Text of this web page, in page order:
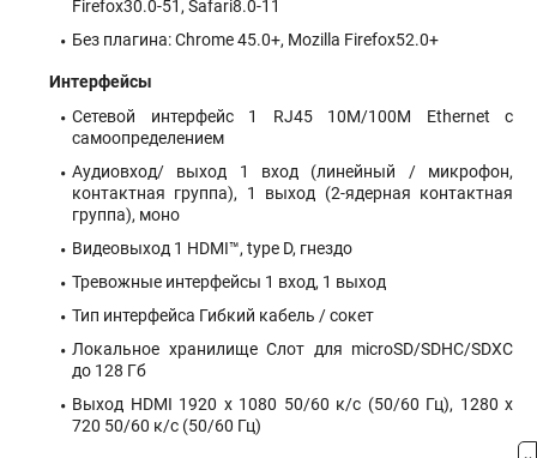
Firefox30.0-51, Safari8.0-11
Без плагина: Chrome 45.0+, Mozilla Firefox52.0+
Интерфейсы
Сетевой интерфейс 1 RJ45 10M/100M Ethernet с
самоопределением
Аудиовход/ выход 1 вход (линейный / микрофон,
контактная группа), 1 выход (2-ядерная контактная
группа), моно
Видеовыход 1 HDMI™, type D, гнездо
Тревожные интерфейсы 1 вход, 1 выход
Тип интерфейса Гибкий кабель / сокет
Локальное хранилище Слот для microSD/SDHC/SDXC
до 128 Гб
Выход HDMI 1920 x 1080 50/60 к/с (50/60 Гц), 1280 x
720 50/60 к/с (50/60 Гц)